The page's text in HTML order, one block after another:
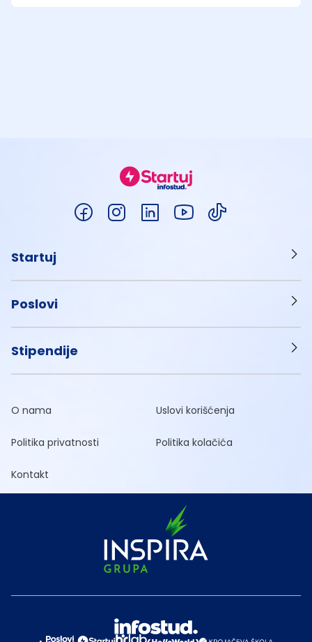
Startuj
Poslovi
Stipendije
O nama Uslovi korišćenja
Politika privatnosti Politika kolačića
Kontakt